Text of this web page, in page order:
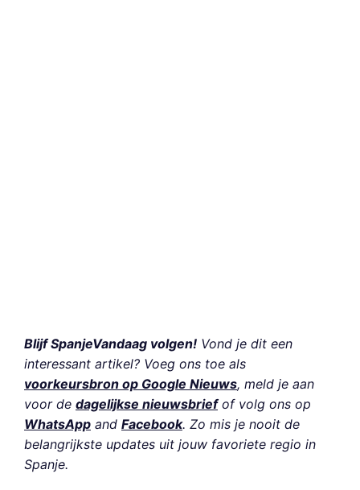
Blijf SpanjeVandaag volgen! Vond je dit een
interessant artikel? Voeg ons toe als
voorkeursbron op Google Nieuws, meld je aan
voor de dagelijkse nieuwsbriefof volg ons op
WhatsApp and Facebook. Zo mis je nooit de
belangrijkste updates uit jouw favoriete regio in
Spanje.